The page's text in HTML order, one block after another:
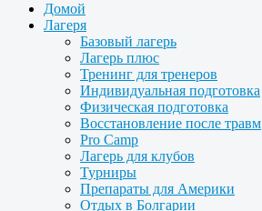
Домой
Лагеря
Базовый лагерь
Лагерь плюс
Тренинг для тренеров
Индивидуальная подготовка
Физическая подготовка
Восстановление после травм
Pro Camp
Лагерь для клубов
Турниры
Препараты для Америки
Отдых в Болгарии